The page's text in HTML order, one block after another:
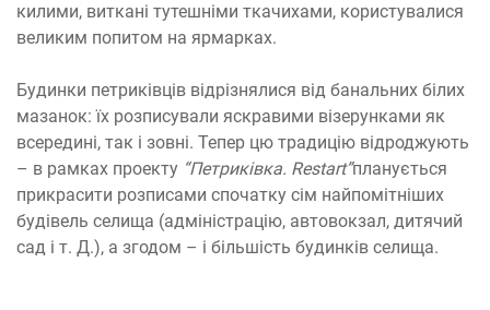
килими, виткані тутешніми ткачихами, користувалися
великим попитом на ярмарках.
Будинки петриківців відрізнялися від банальних білих
мазанок: їх розписували яскравими візерунками як
всередині, так і зовні. Тепер цю традицію відроджують
– в рамках проекту “Петриківка. Restart”планується
прикрасити розписами спочатку сім найпомітніших
будівель селища (адміністрацію, автовокзал, дитячий
сад і т. Д.), а згодом – і більшість будинків селища.